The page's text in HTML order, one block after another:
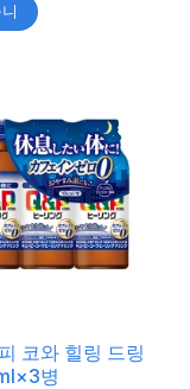
코와 힐링 드링
병